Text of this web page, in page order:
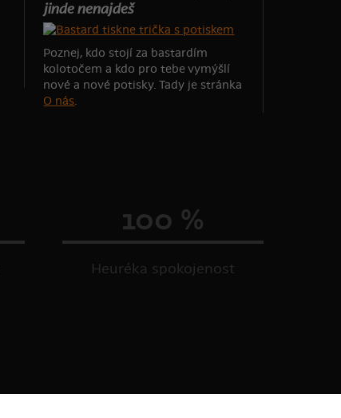
jinde nenajdeš
Poznej, kdo stojí za bastardím
kolotočem a kdo pro tebe vymýšlí
nové a nové potisky. Tady je stránka
O nás.
100 %
Heuréka spokojenost